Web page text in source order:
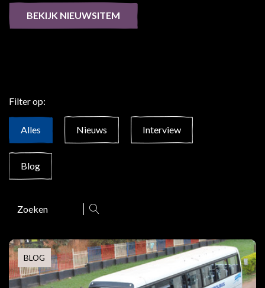
BEKIJK NIEUWSITEM
Filter op:
Alles Nieuws Interview
Blog
Zoeken
BLOG